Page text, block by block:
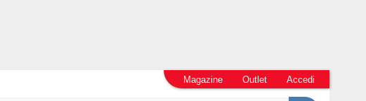
Magazine Outlet Accedi